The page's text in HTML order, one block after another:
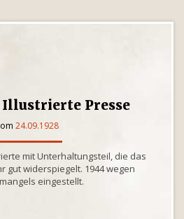
Presse
24.09.1928
mit Unterhaltungsteil, die das
gut widerspiegelt. 1944 wegen
eingestellt.